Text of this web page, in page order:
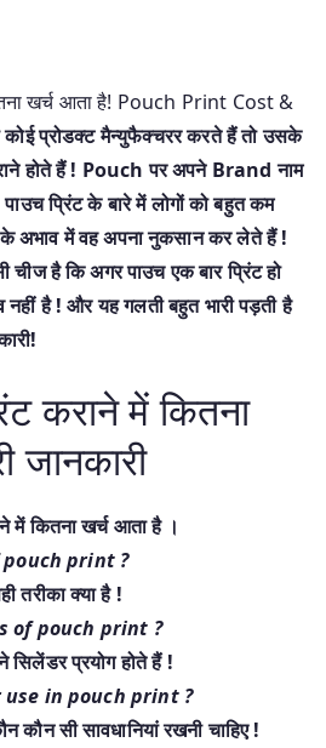
खर्च आता है! Pouch Print Cost &
कोई प्रोडक्ट मैन्युफैक्चरर करते हैं तो उसके
होते हैं ! Pouch पर अपने Brand नाम
प्रिंट के बारे में लोगों को बहुत कम
के अभाव में वह अपना नुकसान कर लेते हैं !
है कि अगर पाउच एक बार प्रिंट हो
है ! और यह गलती बहुत भारी पड़ती है
कराने में कितना
जानकारी
कितना खर्च आता है ।
print ?
क्या है !
of pouch print ?
प्रयोग होते हैं !
in pouch print ?
सी सावधानियां रखनी चाहिए !